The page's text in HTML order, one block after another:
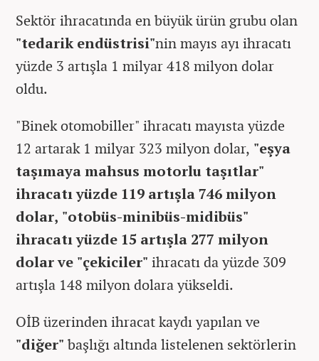
Sektör ihracatında en büyük ürün grubu olan
"tedarik endüstrisi"nin mayıs ayı ihracatı
yüzde 3 artışla 1 milyar 418 milyon dolar
oldu.
"Binek otomobiller" ihracatı mayısta yüzde
12 artarak 1 milyar 323 milyon dolar, "eşya
taşımaya mahsus motorlu taşıtlar"
ihracatı yüzde 119 artışla 746 milyon
dolar, "otobüs-minibüs-midibüs"
ihracatı yüzde 15 artışla 277 milyon
dolar ve "çekiciler" ihracatı da yüzde 309
artışla 148 milyon dolara yükseldi.
OİB üzerinden ihracat kaydı yapılan ve
"diğer" başlığı altında listelenen sektörlerin